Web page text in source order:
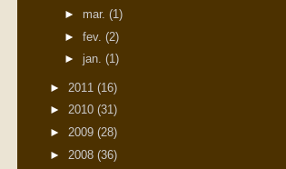
► mar. (1)
► fev. (2)
► jan. (1)
► 2011 (16)
► 2010 (31)
► 2009 (28)
► 2008 (36)